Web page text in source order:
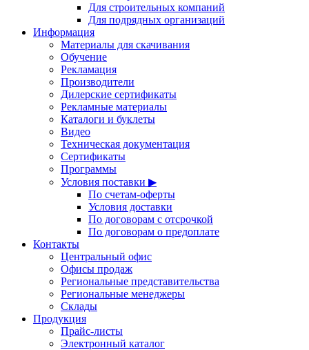
Для строительных компаний
Для подрядных организаций
Информация
Материалы для скачивания
Обучение
Рекламация
Производители
Дилерские сертификаты
Рекламные материалы
Каталоги и буклеты
Видео
Техническая документация
Сертификаты
Программы
Условия поставки ▶
По счетам-оферты
Условия доставки
По договорам с отсрочкой
По договорам о предоплате
Контакты
Центральный офис
Офисы продаж
Региональные представительства
Региональные менеджеры
Склады
Продукция
Прайс-листы
Электронный каталог